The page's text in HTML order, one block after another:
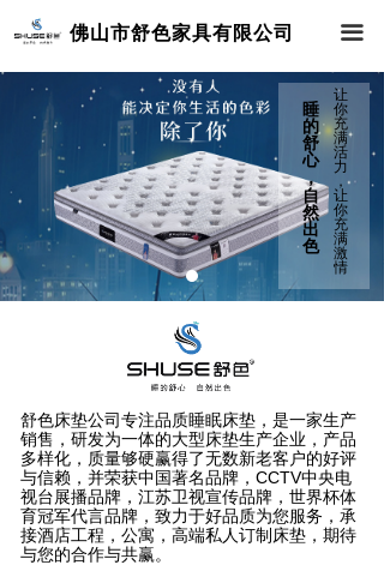
睡
的
舒
心
，
自
然
出
色
让
你
充
满
活
力
，
让
你
充
满
激
情
넲
끀
首页
关于我们
行业案例
新闻动态
联系我们
佛山市舒色家具有限公司
舒色床垫公司专注品质睡眠床垫，是一家生产
销售，研发为一体的大型床垫生产企业，产品
多样化，质量够硬赢得了无数新老客户的好评
与信赖，并荣获中国著名品牌，CCTV中央电
视台展播品牌，江苏卫视宣传品牌，世界杯体
育冠军代言品牌，致力于好品质为您服务，承
接酒店工程，公寓，高端私人订制床垫，期待
与您的合作与共赢。